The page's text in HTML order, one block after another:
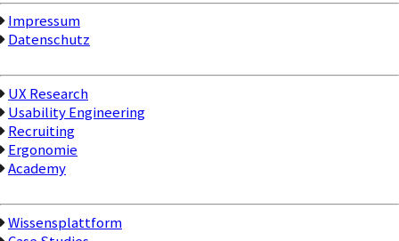
Impressum
Datenschutz
UX Research
Usability Engineering
Recruiting
Ergonomie
Academy
Wissensplattform